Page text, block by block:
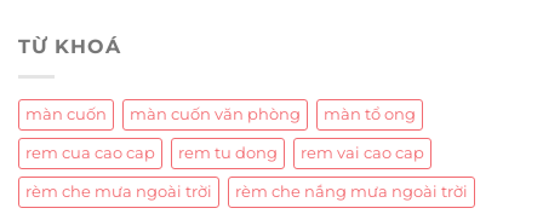
TỪ KHOÁ
màn cuốn màn cuốn văn phòng màn tổ ong
rem cua cao cap rem tu dong rem vai cao cap
rèm che mưa ngoài trời rèm che nắng mưa ngoài trời